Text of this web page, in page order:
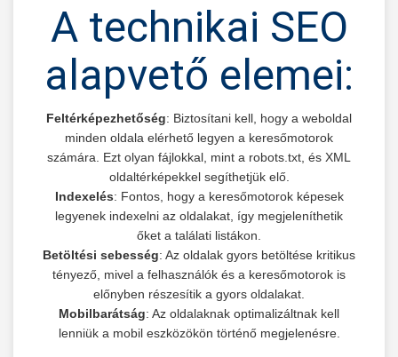
A technikai SEO
alapvető elemei:
Feltérképezhetőség: Biztosítani kell, hogy a weboldal
minden oldala elérhető legyen a keresőmotorok
számára. Ezt olyan fájlokkal, mint a robots.txt, és XML
oldaltérképekkel segíthetjük elő.
Indexelés: Fontos, hogy a keresőmotorok képesek
legyenek indexelni az oldalakat, így megjeleníthetik
őket a találati listákon.
Betöltési sebesség: Az oldalak gyors betöltése kritikus
tényező, mivel a felhasználók és a keresőmotorok is
előnyben részesítik a gyors oldalakat.
Mobilbarátság: Az oldalaknak optimalizáltnak kell
lenniük a mobil eszközökön történő megjelenésre.